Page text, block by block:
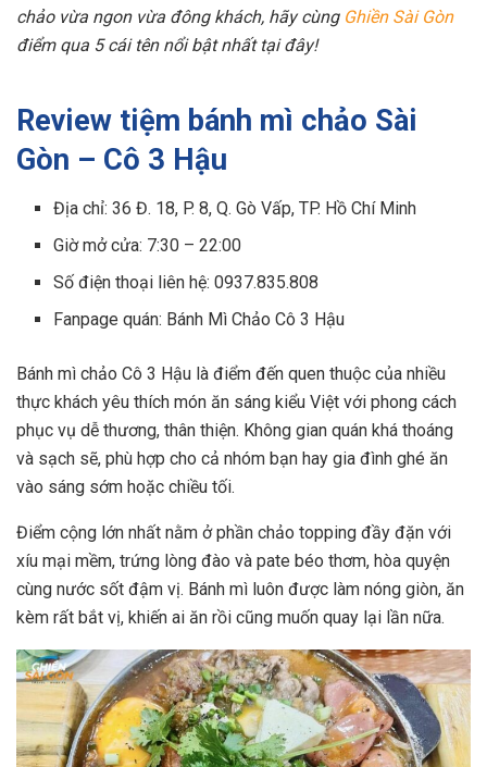
chảo vừa ngon vừa đông khách, hãy cùng Ghiền Sài Gòn
điểm qua 5 cái tên nổi bật nhất tại đây!
Review tiệm bánh mì chảo Sài
Gòn – Cô 3 Hậu
Địa chỉ: 36 Đ. 18, P. 8, Q. Gò Vấp, TP. Hồ Chí Minh
Giờ mở cửa: 7:30 – 22:00
Số điện thoại liên hệ: 0937.835.808
Fanpage quán: Bánh Mì Chảo Cô 3 Hậu
Bánh mì chảo Cô 3 Hậu là điểm đến quen thuộc của nhiều
thực khách yêu thích món ăn sáng kiểu Việt với phong cách
phục vụ dễ thương, thân thiện. Không gian quán khá thoáng
và sạch sẽ, phù hợp cho cả nhóm bạn hay gia đình ghé ăn
vào sáng sớm hoặc chiều tối.
Điểm cộng lớn nhất nằm ở phần chảo topping đầy đặn với
xíu mại mềm, trứng lòng đào và pate béo thơm, hòa quyện
cùng nước sốt đậm vị. Bánh mì luôn được làm nóng giòn, ăn
kèm rất bắt vị, khiến ai ăn rồi cũng muốn quay lại lần nữa.